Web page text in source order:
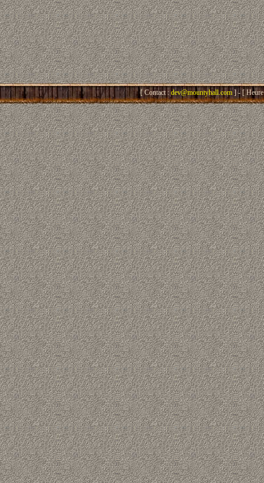
[ Contact : dev@mountyhall.com] - [ Heure